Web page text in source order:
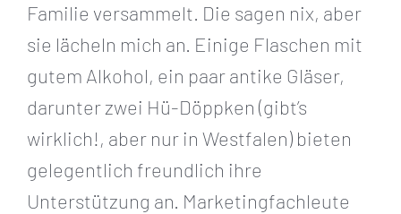
Familie versammelt. Die sagen nix, aber
sie lächeln mich an. Einige Flaschen mit
gutem Alkohol, ein paar antike Gläser,
darunter zwei Hü-Döppken (gibt’s
wirklich!, aber nur in Westfalen) bieten
gelegentlich freundlich ihre
Unterstützung an. Marketingfachleute